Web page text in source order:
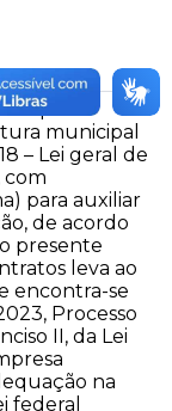
para
municipal
– Lei geral de
com
para auxiliar
de acordo
presente
leva ao
encontra-se
Processo
II, da Lei
na
federal